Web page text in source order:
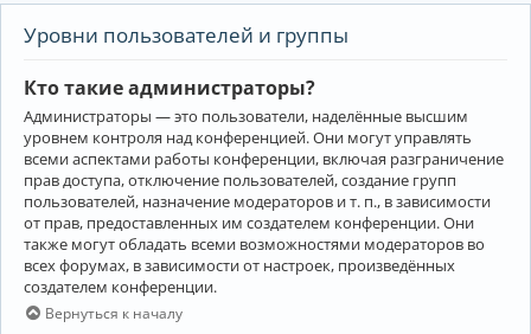
Уровни пользователей и группы
Кто такие администраторы?
Администраторы — это пользователи, наделённые высшим
уровнем контроля над конференцией. Они могут управлять
всеми аспектами работы конференции, включая разграничение
прав доступа, отключение пользователей, создание групп
пользователей, назначение модераторов и т. п., в зависимости
от прав, предоставленных им создателем конференции. Они
также могут обладать всеми возможностями модераторов во
всех форумах, в зависимости от настроек, произведённых
создателем конференции.
Вернуться к началу